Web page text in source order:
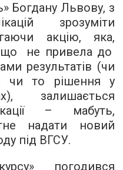
Богдану Львову, з
зрозуміти
акцію, яка,
що не привела до
результатів (чи
чи то рішення у
залишається
– мабуть,
надати новий
під ВГСУ.
погодився